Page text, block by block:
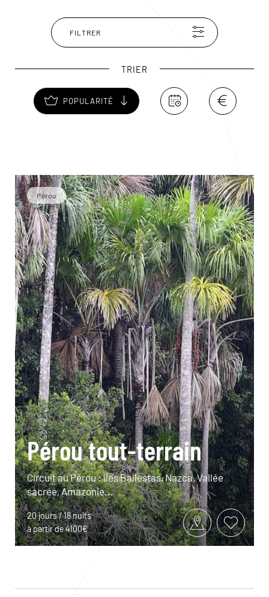
dégustations.
FILTRER
TRIER
POPULARITÉ
Pérou
Pérou tout-terrain
Circuit au Pérou : îles Ballestas, Nazca, Vallée
sacrée, Amazonie...
20 jours / 18 nuits
à partir de 4100€